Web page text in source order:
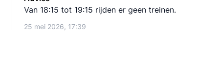
Van 18:15 tot 19:15 rijden er geen treinen.
25 mei 2026, 17:39